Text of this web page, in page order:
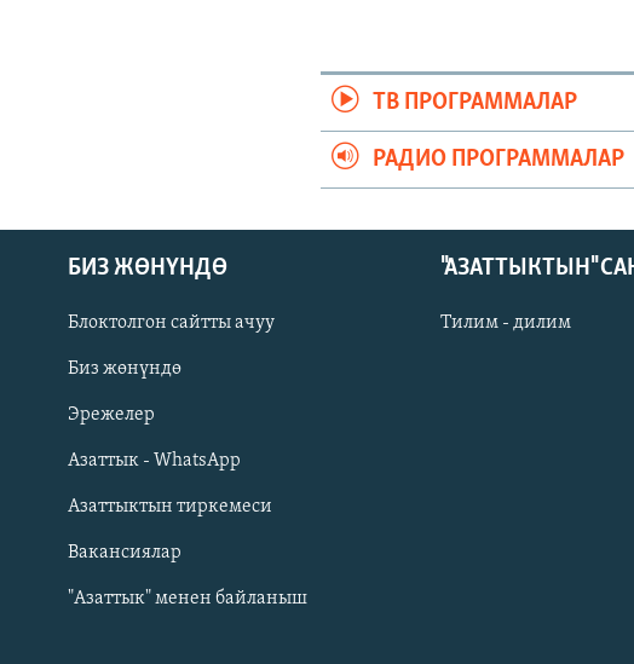
Русский
ОНЛАЙН ШЕРИНЕ
ТВ ПРОГРАММАЛАР
РАДИО ПРОГРАММАЛАР
БИЗ ЖӨНҮНДӨ
Блоктолгон сайтты ачуу
Биз жөнүндө
Эрежелер
Азаттык - WhatsApp
Азаттыктын тиркемеси
Вакансиялар
"Азаттык" менен байланыш
"АЗАТТЫКТЫН"
Тилим - дилим